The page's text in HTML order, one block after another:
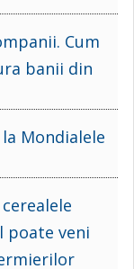
Cum
banii din
Mondialele
poate veni